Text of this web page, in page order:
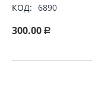
КОД: 6890
300.00 Р